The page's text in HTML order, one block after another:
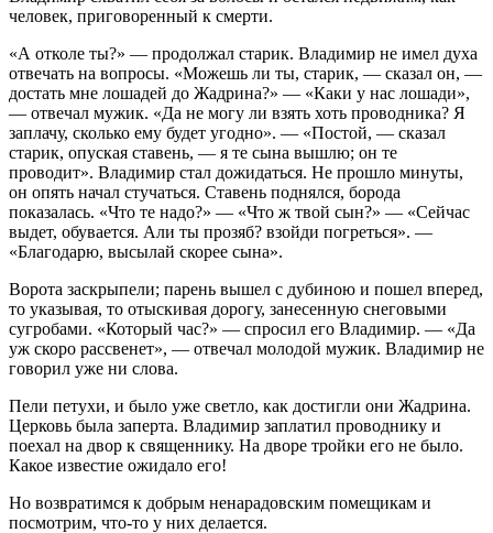
человек, приговоренный к смерти.
«А отколе ты?» — продолжал старик. Владимир не имел духа
отвечать на вопросы. «Можешь ли ты, старик, — сказал он, —
достать мне лошадей до Жадрина?» — «Каки у нас лошади»,
— отвечал мужик. «Да не могу ли взять хоть проводника? Я
заплачу, сколько ему будет угодно». — «Постой, — сказал
старик, опуская ставень, — я те сына вышлю; он те
проводит». Владимир стал дожидаться. Не прошло минуты,
он опять начал стучаться. Ставень поднялся, борода
показалась. «Что те надо?» — «Что ж твой сын?» — «Сейчас
выдет, обувается. Али ты прозяб? взойди погреться». —
«Благодарю, высылай скорее сына».
Ворота заскрыпели; парень вышел с дубиною и пошел вперед,
то указывая, то отыскивая дорогу, занесенную снеговыми
сугробами. «Который час?» — спросил его Владимир. — «Да
уж скоро рассвенет», — отвечал молодой мужик. Владимир не
говорил уже ни слова.
Пели петухи, и было уже светло, как достигли они Жадрина.
Церковь была заперта. Владимир заплатил проводнику и
поехал на двор к священнику. На дворе тройки его не было.
Какое известие ожидало его!
Но возвратимся к добрым ненарадовским помещикам и
посмотрим, что-то у них делается.